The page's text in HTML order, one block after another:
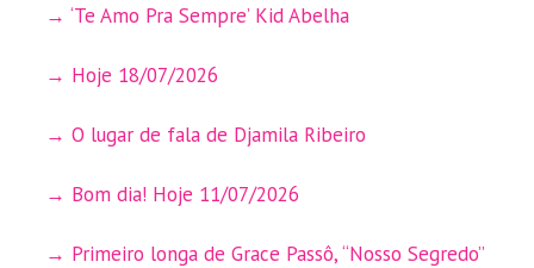
‘Te Amo Pra Sempre’ Kid Abelha
Hoje 18/07/2026
O lugar de fala de Djamila Ribeiro
Bom dia! Hoje 11/07/2026
Primeiro longa de Grace Passô, “Nosso Segredo”